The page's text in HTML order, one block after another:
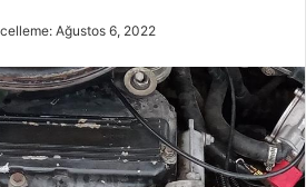
Ağustos 6, 2022